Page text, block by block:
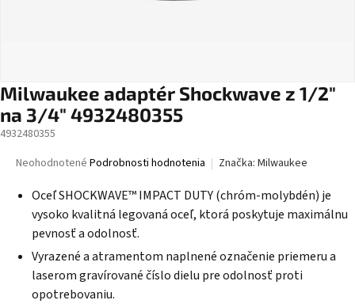
Milwaukee adaptér Shockwave z 1/2"
na 3/4" 4932480355
4932480355
Priemerné
produktu
5
hviezdičiek.
Neohodnotené Podrobnosti hodnotenia Značka: Milwaukee
Oceľ SHOCKWAVE™ IMPACT DUTY (chróm-molybdén) je
vysoko kvalitná legovaná oceľ, ktorá poskytuje maximálnu
pevnosť a odolnosť.
Vyrazené a atramentom naplnené označenie priemeru a
laserom gravírované číslo dielu pre odolnosť proti
opotrebovaniu.